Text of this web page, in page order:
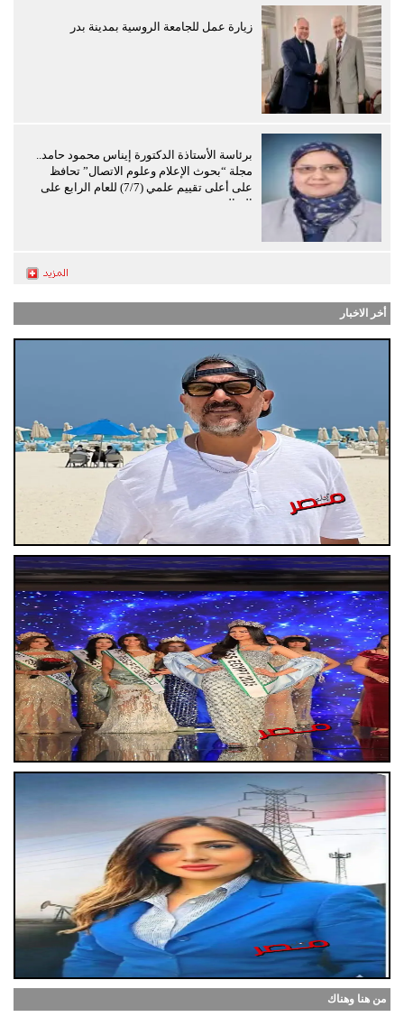
زيارة عمل للجامعة الروسية بمدينة بدر
برئاسة الأستاذة الدكتورة إيناس محمود حامد..
مجلة “بحوث الإعلام وعلوم الاتصال” تحافظ
على أعلى تقييم علمي (7/7) للعام الرابع على
التوالي
أخر الاخبار
من هنا وهناك